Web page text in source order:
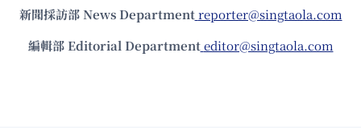
新聞採訪部 News Department reporter@singtaola.com
編輯部 Editorial Department editor@singtaola.com